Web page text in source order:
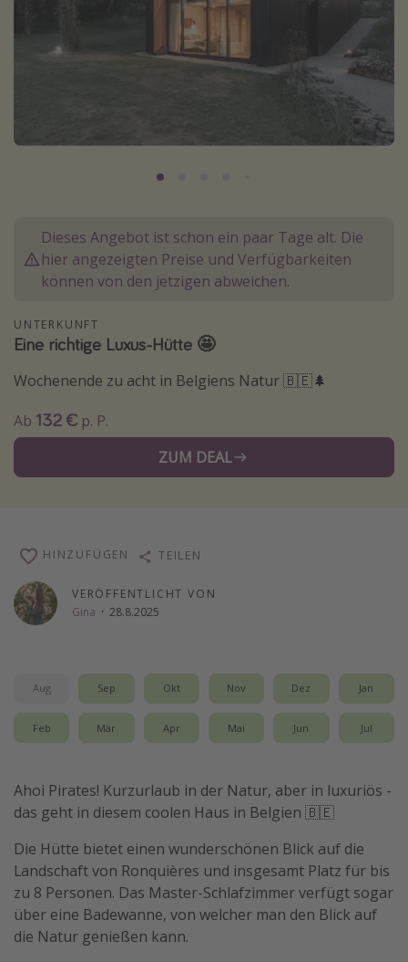
Goa Urlaub
Krabi Urlaub
Japan Rundreise
Reisethemen
Alle Reisethemen
Wellnessurlaub
Disneyland Paris
Wochenendtrip
Hotels in Hamburg
Hotels in Amsterdam
Hotels am Achensee
Reise Journal
Familienurlaub in der Türkei
Bahnreisen in der Schweiz
Reisepassfreie Reiseziele
Travel Know How
Silvesterreisen
Last Minute Urlaub Mallorca
Last Minute Urlaub Deutschland
Dieses Angebot ist schon ein paar Tage alt. Die
hier angezeigten Preise und Verfügbarkeiten
können von den jetzigen abweichen.
UNTERKUNFT
Eine richtige Luxus-Hütte 🤩
Wochenende zu acht in Belgiens Natur 🇧🇪🌲
Ab 132 € p. P.
ZUM DEAL
VERÖFFENTLICHT VON
Gina · 28.8.2025
HINZUFÜGEN TEILEN
Aug Sep Okt Nov Dez Jan
Feb Mär Apr Mai Jun Jul
Ahoi Pirates! Kurzurlaub in der Natur, aber in luxuriös -
das geht in diesem coolen Haus in Belgien 🇧🇪
Die Hütte bietet einen wunderschönen Blick auf die
Landschaft von Ronquières und insgesamt Platz für bis
zu 8 Personen. Das Master-Schlafzimmer verfügt sogar
über eine Badewanne, von welcher man den Blick auf
die Natur genießen kann.